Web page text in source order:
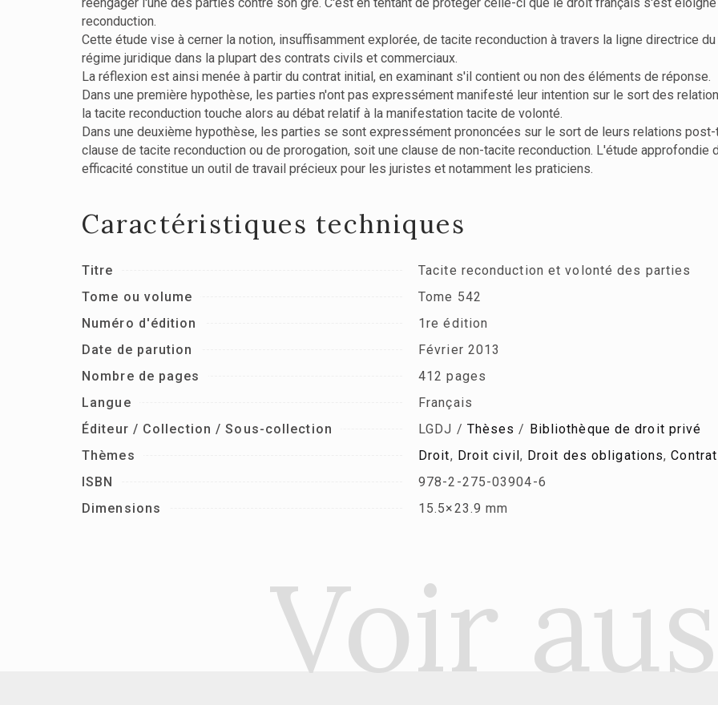
reconduction.
Cette étude vise à cerner la notion, insuffisamment explorée, de tacite reconduction à travers la ligne directrice
régime juridique dans la plupart des contrats civils et commerciaux.
La réflexion est ainsi menée à partir du contrat initial, en examinant s'il contient ou non des éléments de réponse.
Dans une première hypothèse, les parties n'ont pas expressément manifesté leur intention sur le sort des
la tacite reconduction touche alors au débat relatif à la manifestation tacite de volonté.
Dans une deuxième hypothèse, les parties se sont expressément prononcées sur le sort de leurs relations
clause de tacite reconduction ou de prorogation, soit une clause de non-tacite reconduction. L'étude
efficacité constitue un outil de travail précieux pour les juristes et notamment les praticiens.
Caractéristiques techniques
Titre
Tacite reconduction et volonté des parties
Tome ou volume
Tome 542
Numéro d'édition
1re édition
Date de parution
Février 2013
Nombre de pages
412 pages
Langue
Français
Éditeur / Collection / Sous-collection
LGDJ / Thèses / Bibliothèque de droit privé
Thèmes
Droit, Droit civil, Droit des obligations,Contrat
ISBN
978-2-275-03904-6
Dimensions
15.5×23.9 mm
Voir